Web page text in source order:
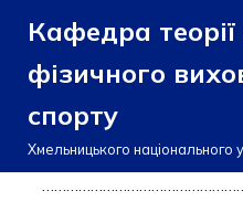
Перейти
до
вмісту
Кафедра
фізичного
спорту
Хмельницького національного